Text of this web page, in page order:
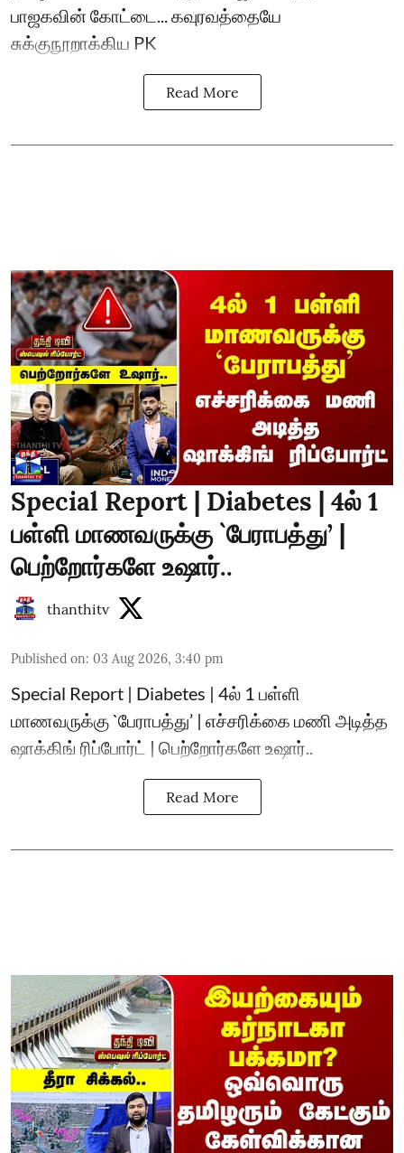
பாஜகவின் கோட்டை... கவுரவத்தையே
சுக்குநூறாக்கிய PK
Read More
Special Report | Diabetes | 4ல் 1
பள்ளி மாணவருக்கு `பேராபத்து’ |
பெற்றோர்களே உஷார்..
thanthitv
Published on: 03 Aug 2026, 3:40 pm
Special Report | Diabetes | 4ல் 1 பள்ளி
மாணவருக்கு `பேராபத்து’ | எச்சரிக்கை மணி அடித்த
ஷாக்கிங் ரிப்போர்ட் | பெற்றோர்களே உஷார்..
Read More